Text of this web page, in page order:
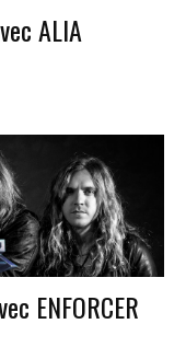
ALIA
ENFORCER